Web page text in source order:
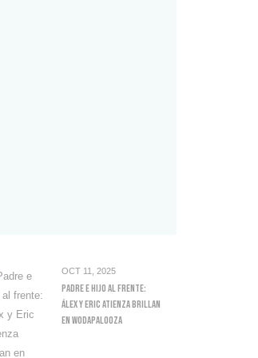
OCT 11, 2025
Padre E Hijo Al Frente:
Álex Y Eric Atienza Brillan
En Wodapalooza